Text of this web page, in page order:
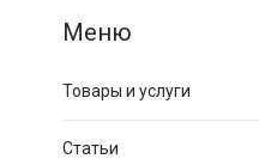
Товары и услуги
Статьи